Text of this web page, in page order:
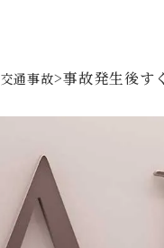
交通事故>事故発生後す